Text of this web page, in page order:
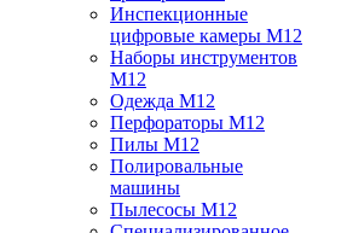
Инспекционные
цифровые камеры M12
Наборы инструментов
M12
Одежда M12
Перфораторы M12
Пилы M12
Полировальные
машины
Пылесосы M12